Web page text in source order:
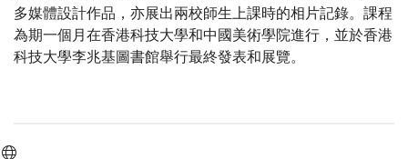
多媒體設計作品，亦展出兩校師生上課時的相片記錄。課程
為期一個月在香港科技大學和中國美術學院進行，並於香港
科技大學李兆基圖書館舉行最終發表和展覽。